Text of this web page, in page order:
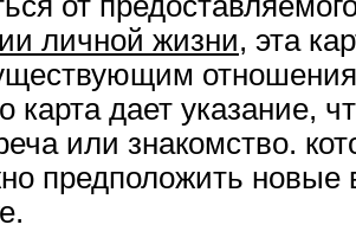
личной жизни, эта
карта дает указание,
или знакомство.
предположить новые